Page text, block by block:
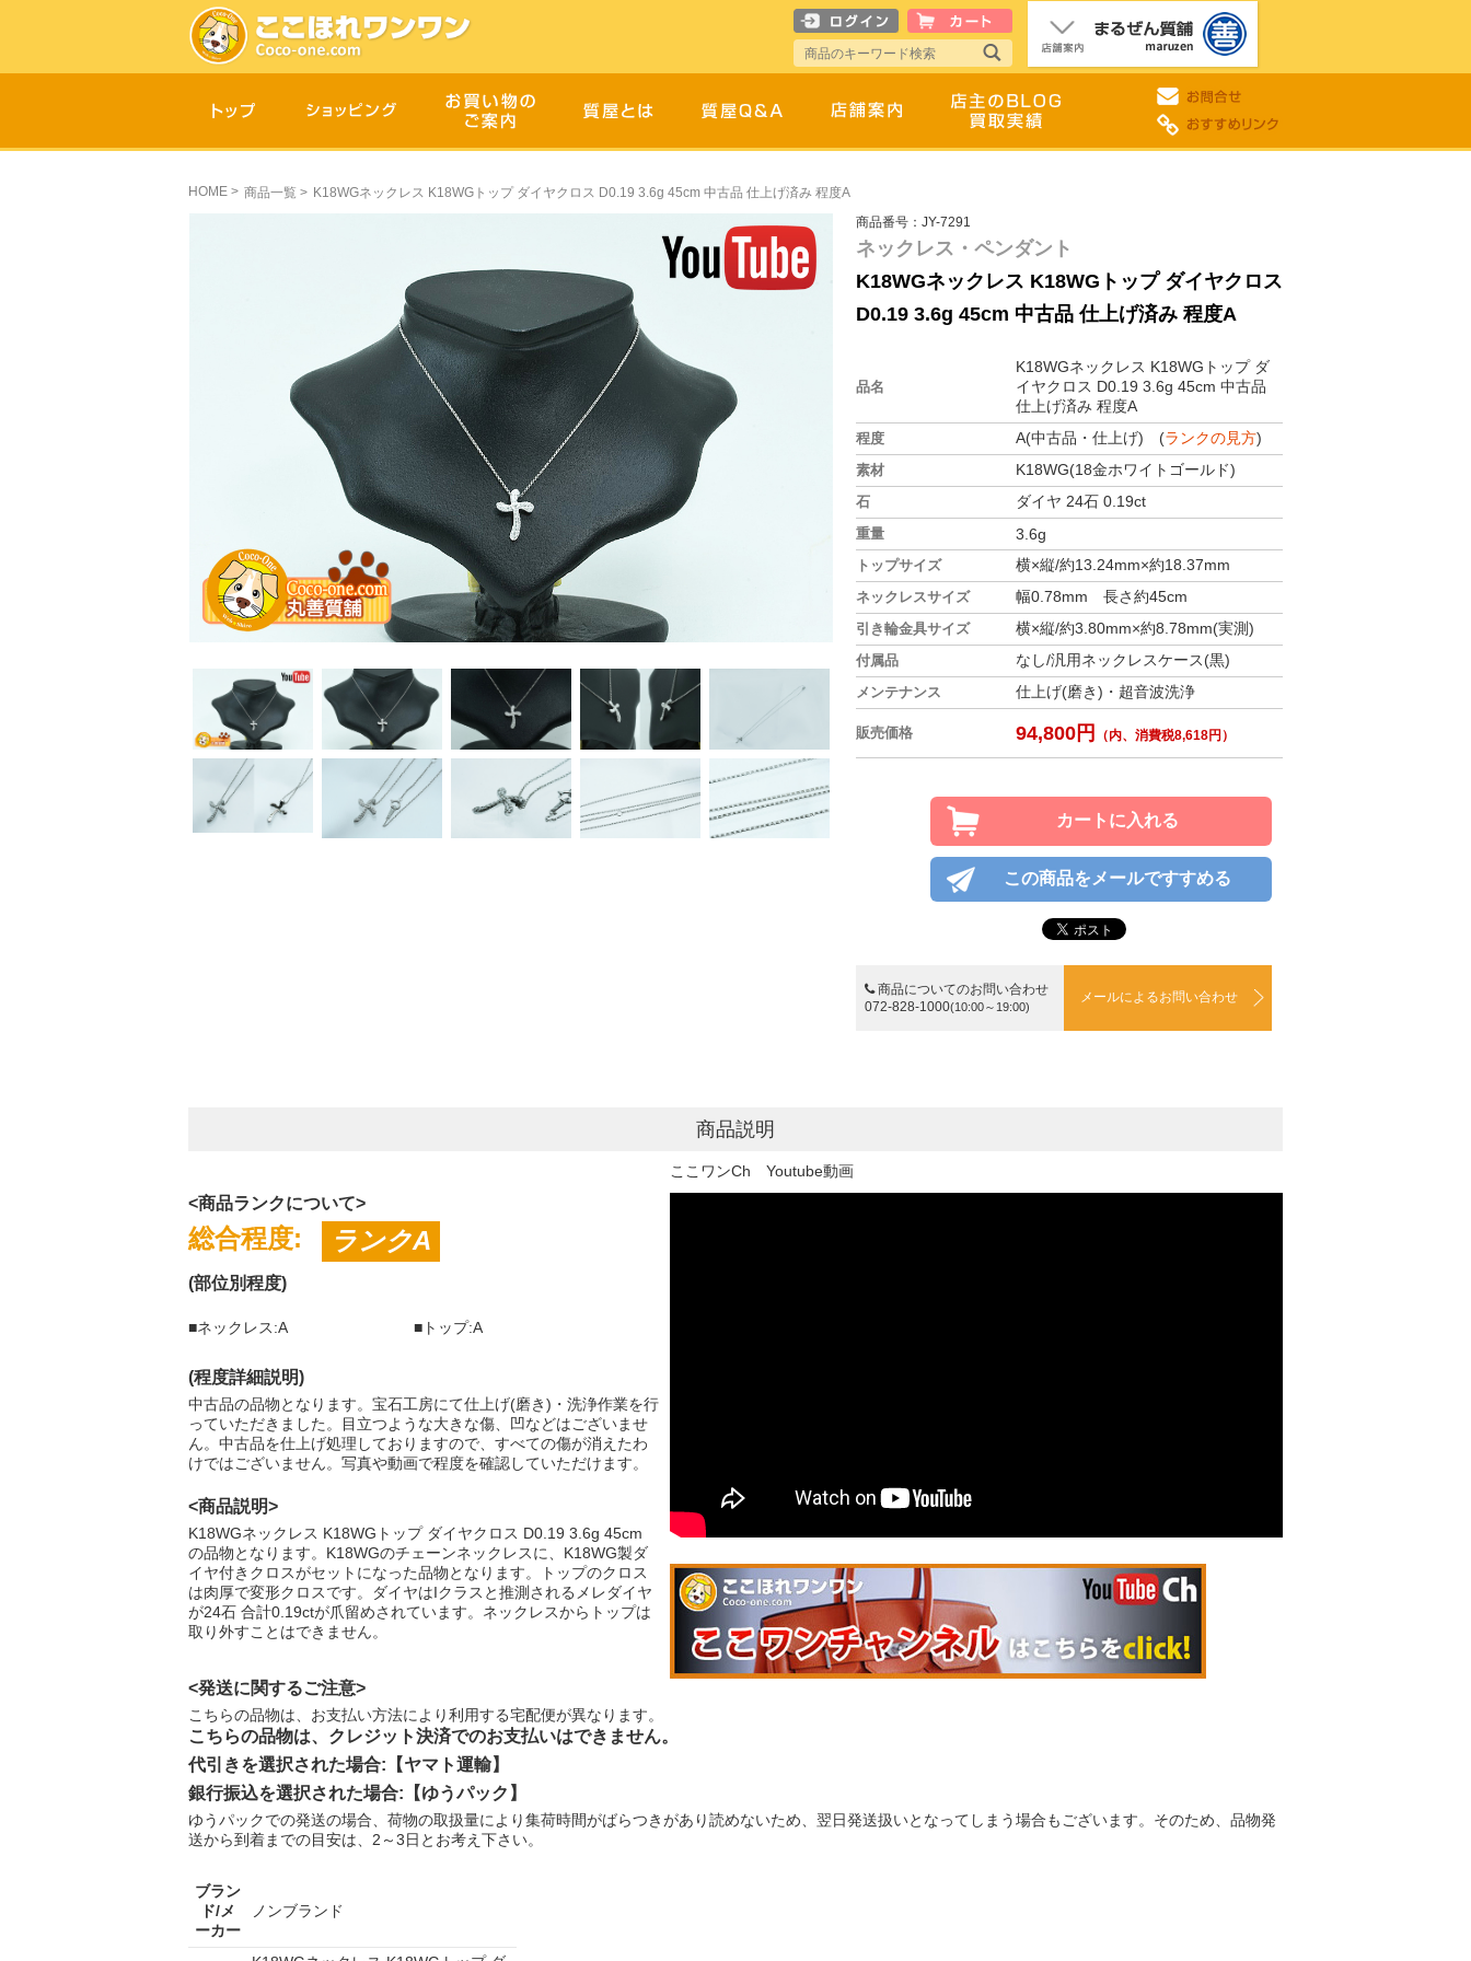
HOME > 商品一覧 > K18WGネックレス K18WGトップ ダイヤクロス D0.19 3.6g 45cm 中古品 仕上げ済み 程度A
商品番号：JY-7291
ネックレス・ペンダント
K18WGネックレス K18WGトップ ダイヤクロス
D0.19 3.6g 45cm 中古品 仕上げ済み 程度A
品名
K18WGネックレス K18WGトップ ダ
イヤクロス D0.19 3.6g 45cm 中古品
仕上げ済み 程度A
程度 A(中古品・仕上げ) (ランクの見方)
素材 K18WG(18金ホワイトゴールド)
石 ダイヤ 24石 0.19ct
重量 3.6g
トップサイズ 横×縦/約13.24mm×約18.37mm
ネックレスサイズ 幅0.78mm 長さ約45cm
引き輪金具サイズ 横×縦/約3.80mm×約8.78mm(実測)
付属品 なし/汎用ネックレスケース(黒)
メンテナンス 仕上げ(磨き)・超音波洗浄
販売価格 94,800円 （内、消費税8,618円）
この商品をメールですすめる
商品についてのお問い合わせ
072-828-1000(10:00～19:00)
メールによるお問い合わせ
商品説明
ここワンCh Youtube動画
<商品ランクについて>
総合程度: ランクA
(部位別程度)
■ネックレス:A ■トップ:A
(程度詳細説明)
中古品の品物となります。宝石工房にて仕上げ(磨き)・洗浄作業を行
っていただきました。目立つような大きな傷、凹などはございませ
ん。中古品を仕上げ処理しておりますので、すべての傷が消えたわ
けではございません。写真や動画で程度を確認していただけます。
<商品説明>
K18WGネックレス K18WGトップ ダイヤクロス D0.19 3.6g 45cm
の品物となります。K18WGのチェーンネックレスに、K18WG製ダ
イヤ付きクロスがセットになった品物となります。トップのクロス
は肉厚で変形クロスです。ダイヤはIクラスと推測されるメレダイヤ
が24石 合計0.19ctが爪留めされています。ネックレスからトップは
取り外すことはできません。
<発送に関するご注意>
こちらの品物は、お支払い方法により利用する宅配便が異なります。
こちらの品物は、クレジット決済でのお支払いはできません。
代引きを選択された場合:【ヤマト運輸】
銀行振込を選択された場合:【ゆうパック】
ゆうパックでの発送の場合、荷物の取扱量により集荷時間がばらつきがあり読めないため、翌日発送扱いとなってしまう場合もございます。そのため、品物発
送から到着までの目安は、2～3日とお考え下さい。
ブラン
ド/メ
ーカー
ノンブランド